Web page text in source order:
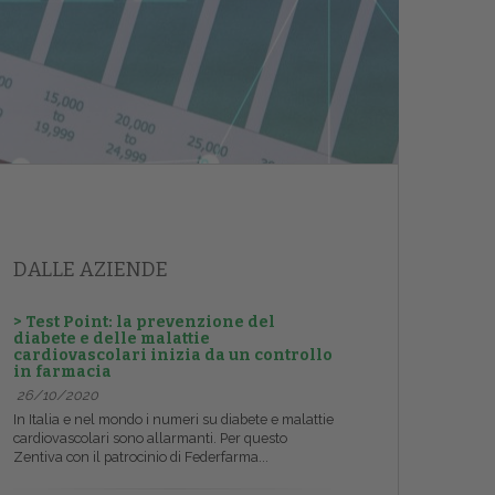
DALLE AZIENDE
> Test Point: la prevenzione del
diabete e delle malattie
cardiovascolari inizia da un controllo
in farmacia
26/10/2020
In Italia e nel mondo i numeri su diabete e malattie
cardiovascolari sono allarmanti. Per questo
Zentiva con il patrocinio di Federfarma...